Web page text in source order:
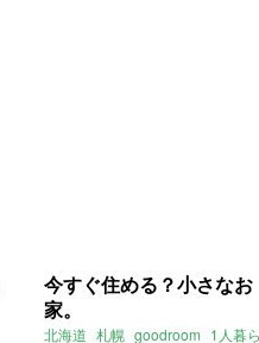
今すぐ住める？小さなお
家。
北海道 札幌 goodroom 1人暮